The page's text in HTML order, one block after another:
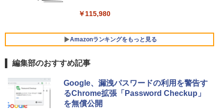
￥139,880
￥115,980
Amazonランキングをもっと見る
編集部のおすすめ記事
Google、漏洩パスワードの利用を警告す
るChrome拡張「Password Checkup」
を無償公開